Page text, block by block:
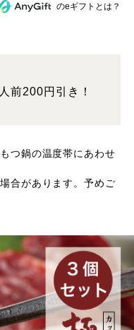
のeギフトとは？
前200円引き！
つ鍋の温度帯にあわせ
合があります。予めご